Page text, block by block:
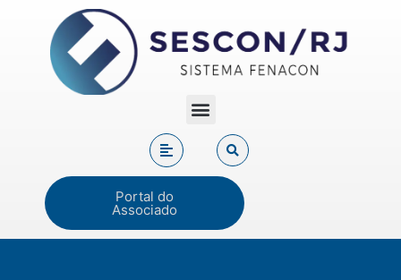
Portal do
Associado